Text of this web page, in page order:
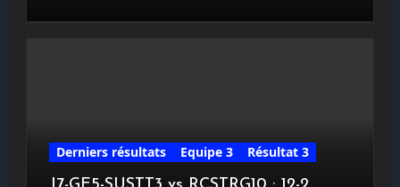
Derniers résultats Equipe 3
Résultat 3